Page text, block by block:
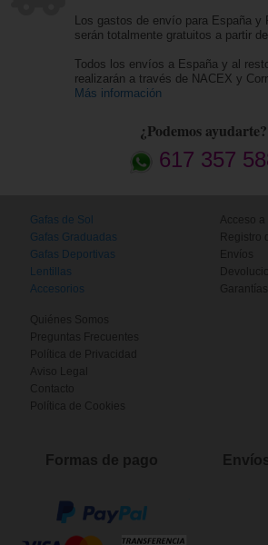
Los gastos de envío para España y
serán totalmente gratuitos a partir
Todos los envíos a España y al
realizarán a través de NACEX y
Más información
¿Podemos ayudarte?
617 357
Gafas de Sol
Gafas Graduadas
Gafas Deportivas
Lentillas
Accesorios
Acceso
Registro
Envíos
Garantías
Quiénes Somos
Preguntas Frecuentes
Política de Privacidad
Aviso Legal
Contacto
Política de Cookies
Formas de pago